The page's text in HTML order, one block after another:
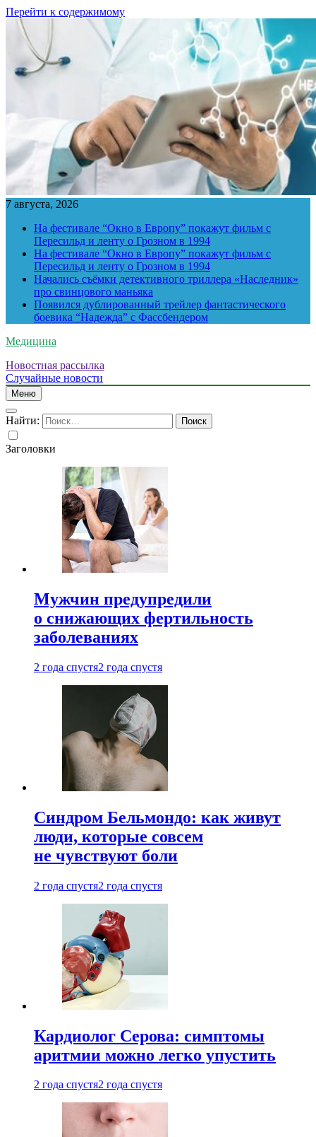
Перейти к содержимому
7 августа, 2026
На фестивале “Окно в Европу” покажут фильм с
Пересильд и ленту о Грозном в 1994
На фестивале “Окно в Европу” покажут фильм с
Пересильд и ленту о Грозном в 1994
Начались съёмки детективного триллера «Наследник»
про свинцового маньяка
Появился дублированный трейлер фантастического
боевика “Надежда” с Фассбендером
Медицина
Новостная рассылка
Случайные новости
Меню
Найти:
Заголовки
Мужчин предупредили
о снижающих фертильность
заболеваниях
2 года спустя2 года спустя
Синдром Бельмондо: как живут
люди, которые совсем
не чувствуют боли
2 года спустя2 года спустя
Кардиолог Серова: симптомы
аритмии можно легко упустить
2 года спустя2 года спустя